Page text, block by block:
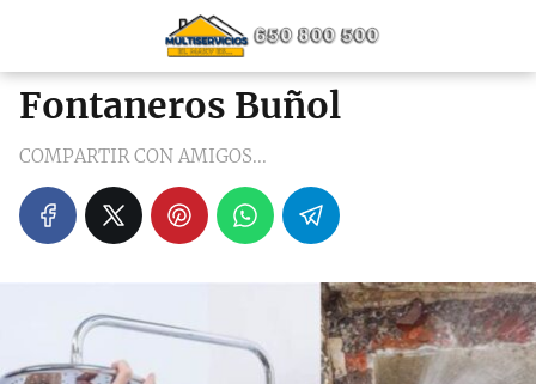
Fontaneros Buñol
COMPARTIR CON AMIGOS...